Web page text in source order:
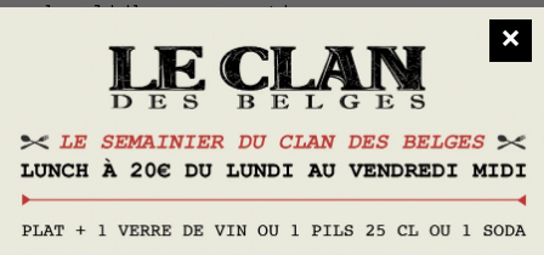
×
dagelijkse suggesties.
Neem contact met ons op